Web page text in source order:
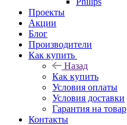
Проекты
Акции
Блог
Производители
Как купить
Назад
Как купить
Условия оплаты
Условия доставки
Гарантия на товар
Контакты